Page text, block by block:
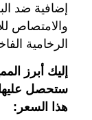
إضافية ضد
والامتصاص
الرخامية
إليك أبرز
ستحصل
هذا السعر: